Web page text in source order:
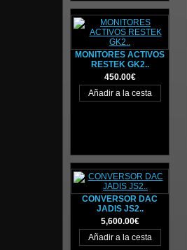
MONITORES ACTIVOS
RESTEK GK2..
450.00€
CONVERSOR DAC
JADIS JS2..
5,600.00€